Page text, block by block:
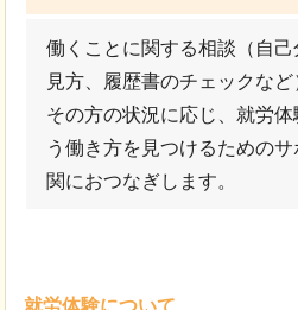
働くことに関する相談（自
見方、履歴書のチェックなど
その方の状況に応じ、就労
う働き方を見つけるための
関におつなぎします。